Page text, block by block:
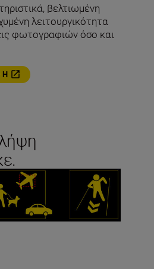
βελτιωμένη
λειτουργικότητα
φωτογραφιών όσο και